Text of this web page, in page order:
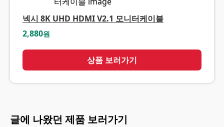
넥시 8K UHD HDMI V2.1 모니터케이블
2,880원
상품 보러가기
글에 나왔던 제품 보러가기